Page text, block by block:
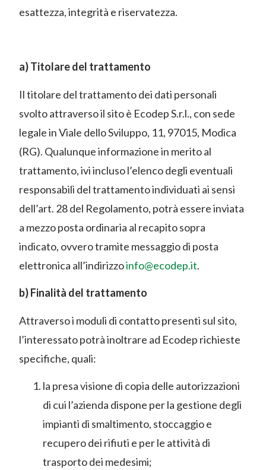
esattezza, integrità e riservatezza.
a) Titolare del trattamento
Il titolare del trattamento dei dati personali
svolto attraverso il sito è Ecodep S.r.l., con sede
legale in Viale dello Sviluppo, 11, 97015, Modica
(RG). Qualunque informazione in merito al
trattamento, ivi incluso l’elenco degli eventuali
responsabili del trattamento individuati ai sensi
dell’art. 28 del Regolamento, potrà essere inviata
a mezzo posta ordinaria al recapito sopra
indicato, ovvero tramite messaggio di posta
elettronica all’indirizzoinfo@ecodep.it.
b) Finalità del trattamento
Attraverso i moduli di contatto presenti sul sito,
l’interessato potrà inoltrare ad Ecodep richieste
specifiche, quali:
la presa visione di copia delle autorizzazioni
di cui l’azienda dispone per la gestione degli
impianti di smaltimento, stoccaggio e
recupero dei rifiuti e per le attività di
trasporto dei medesimi;